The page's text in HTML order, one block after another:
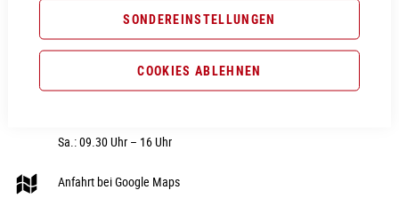
SONDEREINSTELLUNGEN
COOKIES ABLEHNEN
09181 - 40606 0
E-Mail:webshop@cube-store-
Hier unsere Öffnungszeiten:
Sa.: 09.30 Uhr – 16 Uhr
Anfahrt bei Google Maps
Fahrradzubehör
Sale